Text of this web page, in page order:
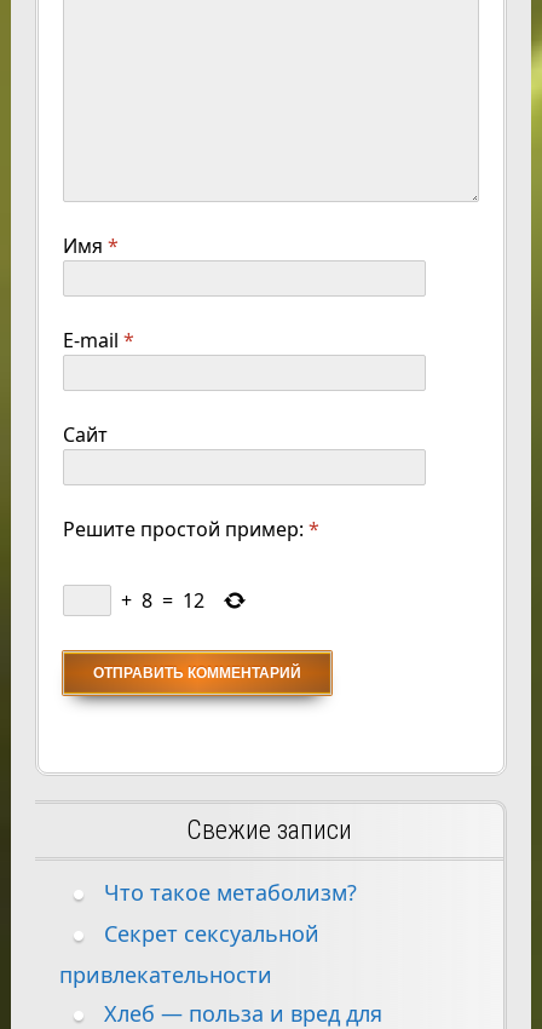
Имя *
E-mail *
Сайт
Решите простой пример: *
+ 8 = 12
Свежие записи
Что такое метаболизм?
Секрет сексуальной
привлекательности
Хлеб — польза и вред для